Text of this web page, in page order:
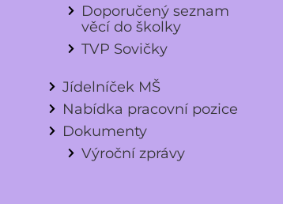
Doporučený seznam
věcí do školky
TVP Sovičky
Jídelníček MŠ
Nabídka pracovní pozice
Dokumenty
Výroční zprávy